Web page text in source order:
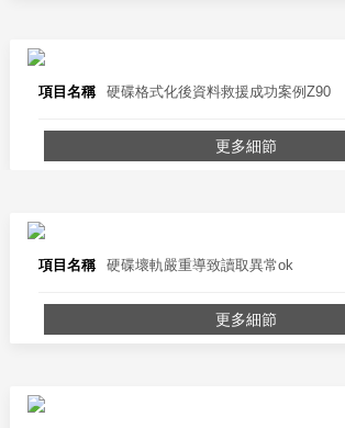
項目名稱 硬碟格式化後資料救援成功案例Z90
更多細節
項目名稱 硬碟壞軌嚴重導致讀取異常ok
更多細節